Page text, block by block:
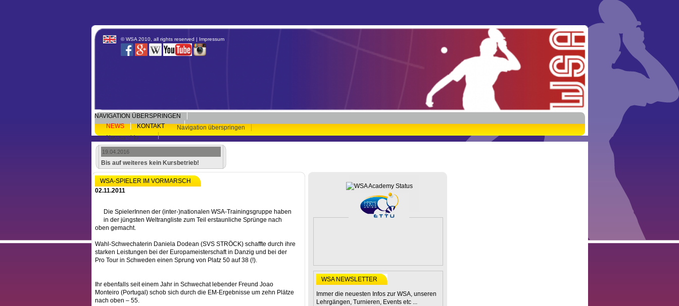
© WSA 2010, all rights reserved | Impressum
NAVIGATION ÜBERSPRINGEN
NEWS
KONTAKT
Navigation überspringen
Newsarchiv
19.04.2016
Bis auf weiteres kein Kursbetrieb!
WSA-SPIELER IM VORMARSCH
02.11.2011
Die SpielerInnen der (inter-)nationalen WSA-Trainingsgruppe haben
in der jüngsten Weltrangliste zum Teil erstaunliche Sprünge nach
oben gemacht.
Wahl-Schwechaterin Daniela Dodean (SVS STRÖCK) schaffte durch ihre
starken Leistungen bei der Europameisterschaft in Danzig und bei der
Pro Tour in Schweden einen Sprung von Platz 50 auf 38 (!).
Ihr ebenfalls seit einem Jahr in Schwechat lebender Freund Joao
Monteiro (Portugal) schob sich durch die EM-Ergebnisse um zehn Plätze
nach oben – 55.
WSA NEWSLETTER
Immer die neuesten Infos zur WSA, unseren
Lehrgängen, Turnieren, Events etc ...